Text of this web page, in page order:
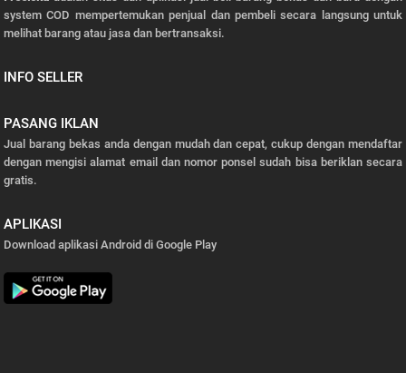
system COD mempertemukan penjual dan pembeli secara langsung untuk
melihat barang atau jasa dan bertransaksi.
INFO SELLER
PASANG IKLAN
Jual barang bekas anda dengan mudah dan cepat, cukup dengan mendaftar
dengan mengisi alamat email dan nomor ponsel sudah bisa beriklan secara
gratis.
APLIKASI
Download aplikasi Android di Google Play